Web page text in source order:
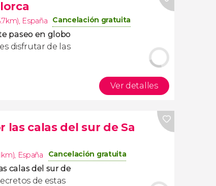
, España Cancelación gratuita
paseo en globo
disfrutar de las
Ver detalles
las calas del sur de Sa
, España Cancelación gratuita
calas del sur de
de estas